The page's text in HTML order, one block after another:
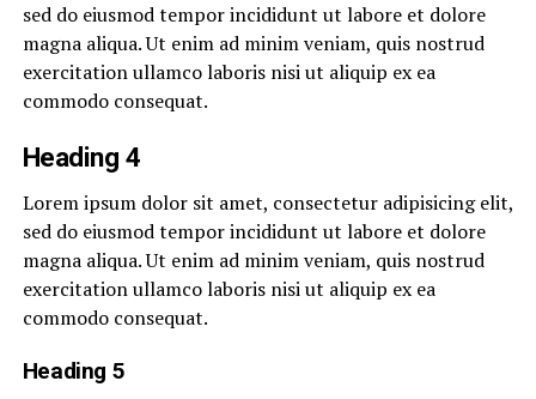
sed do eiusmod tempor incididunt ut labore et dolore
magna aliqua. Ut enim ad minim veniam, quis nostrud
exercitation ullamco laboris nisi ut aliquip ex ea
commodo consequat.
Heading 4
Lorem ipsum dolor sit amet, consectetur adipisicing elit,
sed do eiusmod tempor incididunt ut labore et dolore
magna aliqua. Ut enim ad minim veniam, quis nostrud
exercitation ullamco laboris nisi ut aliquip ex ea
commodo consequat.
Heading 5